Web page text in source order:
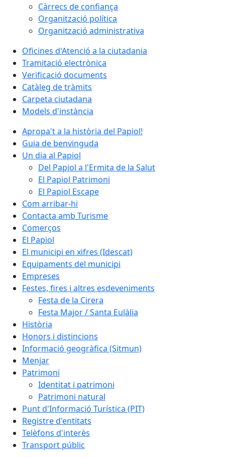
Càrrecs de confiança
Organització política
Organització administrativa
Oficines d'Atenció a la ciutadania
Tramitació electrònica
Verificació documents
Catàleg de tràmits
Carpeta ciutadana
Models d'instància
Apropa't a la història del Papiol!
Guia de benvinguda
Un dia al Papiol
Del Papiol a l'Ermita de la Salut
El Papiol Patrimoni
El Papiol Escape
Com arribar-hi
Contacta amb Turisme
Comerços
El Papiol
El municipi en xifres (Idescat)
Equipaments del municipi
Empreses
Festes, fires i altres esdeveniments
Festa de la Cirera
Festa Major / Santa Eulàlia
Història
Honors i distincions
Informació geogràfica (Sitmun)
Menjar
Patrimoni
Identitat i patrimoni
Patrimoni natural
Punt d'Informació Turística (PIT)
Registre d'entitats
Telèfons d'interès
Transport públic